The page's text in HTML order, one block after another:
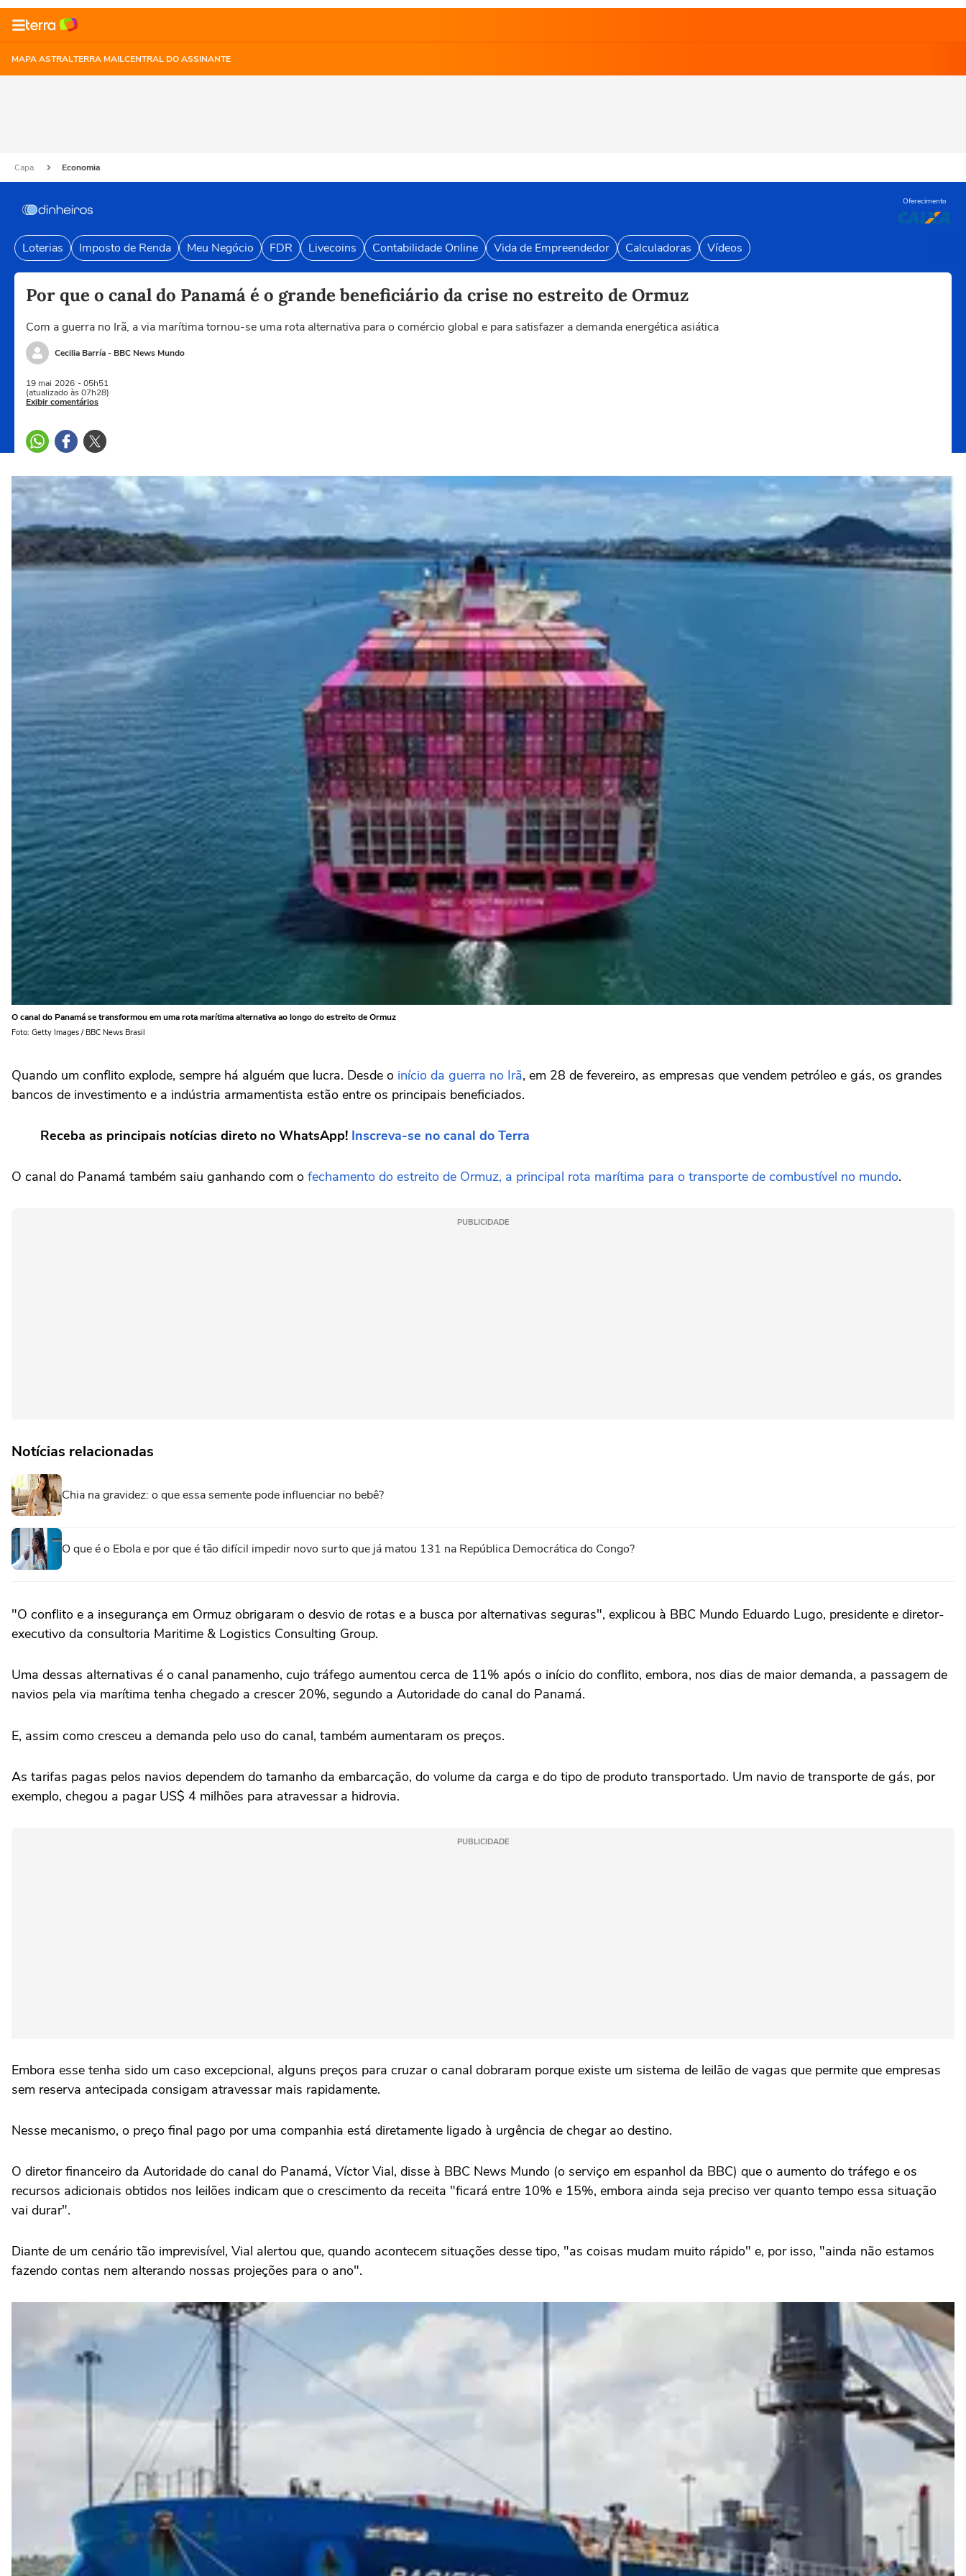
MAPA ASTRALTERRA MAILCENTRAL DO ASSINANTE
Capa Economia
Oferecimento
Loterias Imposto de Renda Meu Negócio FDR Livecoins Contabilidade Online Vida de Empreendedor Calculadoras Vídeos
Por que o canal do Panamá é o grande beneficiário da crise no estreito de Ormuz
Com a guerra no Irã, a via marítima tornou-se uma rota alternativa para o comércio global e para satisfazer a demanda energética asiática
Cecilia Barría - BBC News Mundo
19 mai 2026 - 05h51
(atualizado às 07h28)
Exibir comentários
O canal do Panamá se transformou em uma rota marítima alternativa ao longo do estreito de Ormuz
Foto: Getty Images / BBC News Brasil
Quando um conflito explode, sempre há alguém que lucra. Desde o início da guerra no Irã, em 28 de fevereiro, as empresas que vendem petróleo e gás, os grandes
bancos de investimento e a indústria armamentista estão entre os principais beneficiados.
Receba as principais notícias direto no WhatsApp! Inscreva-se no canal do Terra
O canal do Panamá também saiu ganhando com o fechamento do estreito de Ormuz, a principal rota marítima para o transporte de combustível no mundo.
PUBLICIDADE
Notícias relacionadas
Chia na gravidez: o que essa semente pode influenciar no bebê?
O que é o Ebola e por que é tão difícil impedir novo surto que já matou 131 na República Democrática do Congo?
"O conflito e a insegurança em Ormuz obrigaram o desvio de rotas e a busca por alternativas seguras", explicou à BBC Mundo Eduardo Lugo, presidente e diretor-
executivo da consultoria Maritime & Logistics Consulting Group.
Uma dessas alternativas é o canal panamenho, cujo tráfego aumentou cerca de 11% após o início do conflito, embora, nos dias de maior demanda, a passagem de
navios pela via marítima tenha chegado a crescer 20%, segundo a Autoridade do canal do Panamá.
E, assim como cresceu a demanda pelo uso do canal, também aumentaram os preços.
As tarifas pagas pelos navios dependem do tamanho da embarcação, do volume da carga e do tipo de produto transportado. Um navio de transporte de gás, por
exemplo, chegou a pagar US$ 4 milhões para atravessar a hidrovia.
PUBLICIDADE
Embora esse tenha sido um caso excepcional, alguns preços para cruzar o canal dobraram porque existe um sistema de leilão de vagas que permite que empresas
sem reserva antecipada consigam atravessar mais rapidamente.
Nesse mecanismo, o preço final pago por uma companhia está diretamente ligado à urgência de chegar ao destino.
O diretor financeiro da Autoridade do canal do Panamá, Víctor Vial, disse à BBC News Mundo (o serviço em espanhol da BBC) que o aumento do tráfego e os
recursos adicionais obtidos nos leilões indicam que o crescimento da receita "ficará entre 10% e 15%, embora ainda seja preciso ver quanto tempo essa situação
vai durar".
Diante de um cenário tão imprevisível, Vial alertou que, quando acontecem situações desse tipo, "as coisas mudam muito rápido" e, por isso, "ainda não estamos
fazendo contas nem alterando nossas projeções para o ano".